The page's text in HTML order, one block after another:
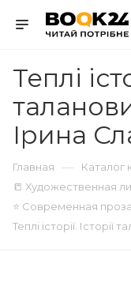
Теплі
Ірина
Главная — Каталог
📒 Художественная
⭐ Современная проза
Теплі історії. Історії